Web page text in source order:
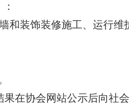
和装饰装修施工、运行维
在协会网站公示后向社